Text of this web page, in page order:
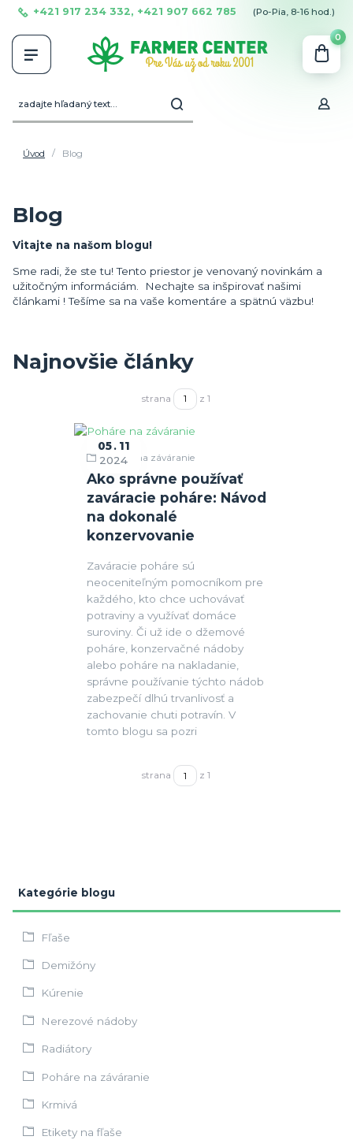
+421 917 234 332, +421 907 662 785 (Po-Pia, 8-16 hod.)
0
Úvod Blog
Kategórie blogu
Fľaše
Demižóny
Kúrenie
Nerezové nádoby
Radiátory
Poháre na záváranie
Krmivá
Etikety na fľaše
Blog
Vitajte na našom blogu!
Sme radi, že ste tu! Tento priestor je venovaný novinkám a
užitočným informáciám. Nechajte sa inšpirovať našimi
článkami ! Tešíme sa na vaše komentáre a spätnú väzbu!
Najnovšie články
strana z 1
Ako správne používať
zaváracie poháre: Návod
na dokonalé
konzervovanie
05
11
2024
Poháre na záváranie
Zaváracie poháre sú
neoceniteľným pomocníkom pre
každého, kto chce uchovávať
potraviny a využívať domáce
suroviny. Či už ide o džemové
poháre, konzervačné nádoby
alebo poháre na nakladanie,
správne používanie týchto nádob
zabezpečí dlhú trvanlivosť a
zachovanie chuti potravín. V
tomto blogu sa pozri
strana z 1